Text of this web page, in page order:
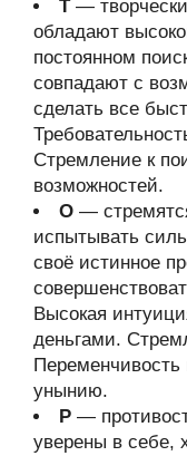
Т—
обладают
постоянном
совпадают с
сделать все
Стремление к
возможностей.
О —
испытывать
своё истинное
Высокая
деньгами.
Переменчивость
унынию.
Р —
уверены в себе,